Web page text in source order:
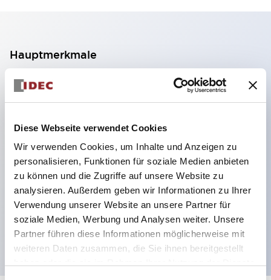
Diese Webseite verwendet Cookies
Wir verwenden Cookies, um Inhalte und Anzeigen zu
personalisieren, Funktionen für soziale Medien anbieten
zu können und die Zugriffe auf unsere Website zu
analysieren. Außerdem geben wir Informationen zu Ihrer
Verwendung unserer Website an unsere Partner für
soziale Medien, Werbung und Analysen weiter. Unsere
Partner führen diese Informationen möglicherweise mit
weiteren Daten zusammen, die Sie ihnen bereitgestellt
Hauptmerkmale
2-Kontakt-Block mit 2 Stufen, ermöglicht eine 4-
Kontakt-Konfiguration (Gewährleistung der
Isolierung zwischen den 2 Kontakten).
59,9 mm (※ 22-stufiger Kontaktblock).
Platzsparendes Design möglich.
Sicherheitsstruktur der 3. Generation: 2-Aktions-
Freisetzung, integrierter Schutz, IP20-
Fingerschutzstruktur